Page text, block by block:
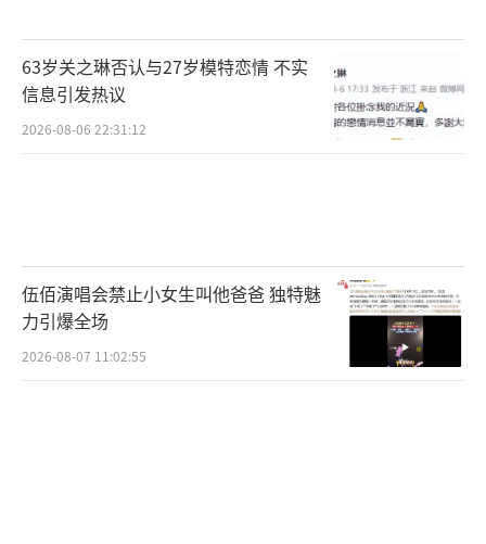
63岁关之琳否认与27岁模特恋情 不实
信息引发热议
2026-08-06 22:31:12
伍佰演唱会禁止小女生叫他爸爸 独特魅
力引爆全场
2026-08-07 11:02:55